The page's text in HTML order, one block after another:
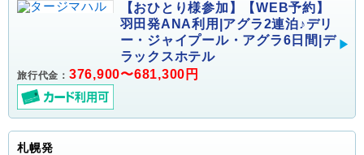
【おひとり様参加】【WEB予約】
羽田発ANA利用|アグラ2連泊♪デリ
ー・ジャイプール・アグラ6日間|デ
ラックスホテル
旅行代金： 376,900〜681,300円
札幌発